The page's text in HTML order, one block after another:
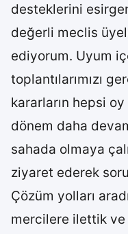
desteklerini
değerli meclis
ediyorum. Uyum
toplantılarımızı
kararların hepsi
dönem daha
sahada olmaya
ziyaret ederek
Çözüm yolları
mercilere ilettik ve